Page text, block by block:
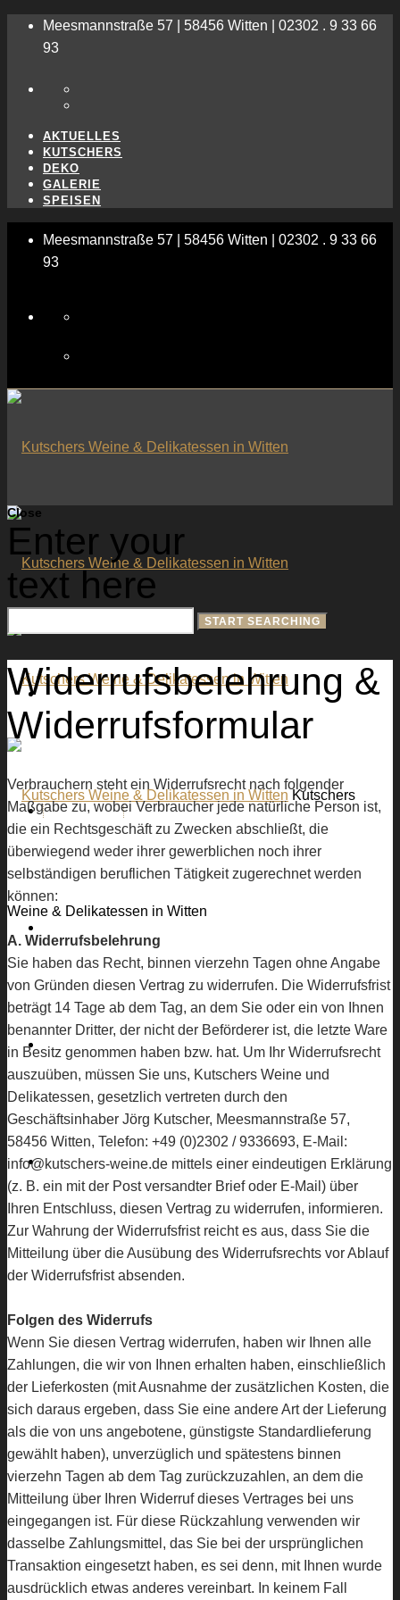
Meesmannstraße 57 | 58456 Witten | 02302 . 9 33 66
93
AKTUELLES
KUTSCHERS
DEKO
GALERIE
SPEISEN
Meesmannstraße 57 | 58456 Witten | 02302 . 9 33 66
93
Kutschers
Weine & Delikatessen in Witten
AKTUELLES
KUTSCHERS
GALERIE
SPEISEN
Close
Enter your
text here
Widerrufsbelehrung &
Widerrufsformular
Verbrauchern steht ein Widerrufsrecht nach folgender
Maßgabe zu, wobei Verbraucher jede natürliche Person ist,
die ein Rechtsgeschäft zu Zwecken abschließt, die
überwiegend weder ihrer gewerblichen noch ihrer
selbständigen beruflichen Tätigkeit zugerechnet werden
können:
A. Widerrufsbelehrung
Sie haben das Recht, binnen vierzehn Tagen ohne Angabe
von Gründen diesen Vertrag zu widerrufen. Die Widerrufsfrist
beträgt 14 Tage ab dem Tag, an dem Sie oder ein von Ihnen
benannter Dritter, der nicht der Beförderer ist, die letzte Ware
in Besitz genommen haben bzw. hat. Um Ihr Widerrufsrecht
auszuüben, müssen Sie uns, Kutschers Weine und
Delikatessen, gesetzlich vertreten durch den
Geschäftsinhaber Jörg Kutscher, Meesmannstraße 57,
58456 Witten, Telefon: +49 (0)2302 / 9336693, E-Mail:
info@kutschers-weine.de mittels einer eindeutigen Erklärung
(z. B. ein mit der Post versandter Brief oder E-Mail) über
Ihren Entschluss, diesen Vertrag zu widerrufen, informieren.
Zur Wahrung der Widerrufsfrist reicht es aus, dass Sie die
Mitteilung über die Ausübung des Widerrufsrechts vor Ablauf
der Widerrufsfrist absenden.
Folgen des Widerrufs
Wenn Sie diesen Vertrag widerrufen, haben wir Ihnen alle
Zahlungen, die wir von Ihnen erhalten haben, einschließlich
der Lieferkosten (mit Ausnahme der zusätzlichen Kosten, die
sich daraus ergeben, dass Sie eine andere Art der Lieferung
als die von uns angebotene, günstigste Standardlieferung
gewählt haben), unverzüglich und spätestens binnen
vierzehn Tagen ab dem Tag zurückzuzahlen, an dem die
Mitteilung über Ihren Widerruf dieses Vertrages bei uns
eingegangen ist. Für diese Rückzahlung verwenden wir
dasselbe Zahlungsmittel, das Sie bei der ursprünglichen
Transaktion eingesetzt haben, es sei denn, mit Ihnen wurde
ausdrücklich etwas anderes vereinbart. In keinem Fall